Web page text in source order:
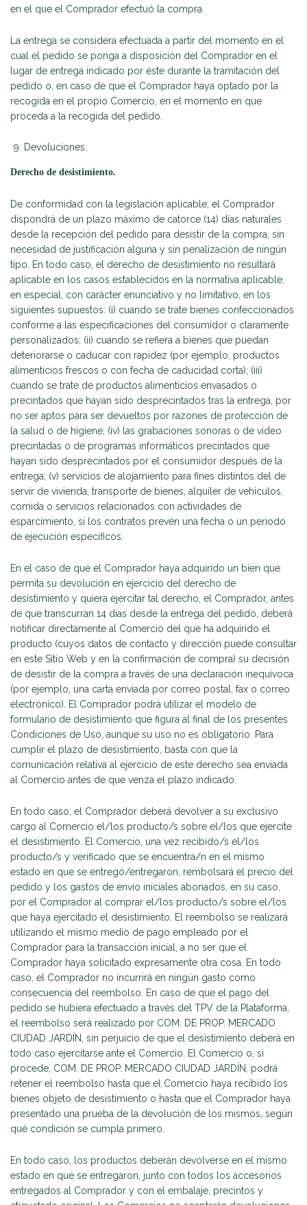
en el que el Comprador efectuó la compra.
La entrega se considera efectuada a partir del momento en el
cual el pedido se ponga a disposición del Comprador en el
lugar de entrega indicado por éste durante la tramitación del
pedido o, en caso de que el Comprador haya optado por la
recogida en el propio Comercio, en el momento en que
proceda a la recogida del pedido.
Devoluciones.
Derecho de desistimiento.
De conformidad con la legislación aplicable, el Comprador
dispondrá de un plazo máximo de catorce (14) días naturales
desde la recepción del pedido para desistir de la compra, sin
necesidad de justificación alguna y sin penalización de ningún
tipo. En todo caso, el derecho de desistimiento no resultará
aplicable en los casos establecidos en la normativa aplicable,
en especial, con carácter enunciativo y no limitativo, en los
siguientes supuestos: (i) cuando se trate bienes confeccionados
conforme a las especificaciones del consumidor o claramente
personalizados; (ii) cuando se refiera a bienes que puedan
deteriorarse o caducar con rapidez (por ejemplo, productos
alimenticios frescos o con fecha de caducidad corta); (iii)
cuando se trate de productos alimenticios envasados o
precintados que hayan sido desprecintados tras la entrega, por
no ser aptos para ser devueltos por razones de protección de
la salud o de higiene; (iv) las grabaciones sonoras o de vídeo
precintadas o de programas informáticos precintados que
hayan sido desprecintados por el consumidor después de la
entrega; (v) servicios de alojamiento para fines distintos del de
servir de vivienda, transporte de bienes, alquiler de vehículos,
comida o servicios relacionados con actividades de
esparcimiento, si los contratos prevén una fecha o un periodo
de ejecución específicos.
En el caso de que el Comprador haya adquirido un bien que
permita su devolución en ejercicio del derecho de
desistimiento y quiera ejercitar tal derecho, el Comprador, antes
de que transcurran 14 días desde la entrega del pedido, deberá
notificar directamente al Comercio del que ha adquirido el
producto (cuyos datos de contacto y dirección puede consultar
en este Sitio Web y en la confirmación de compra) su decisión
de desistir de la compra a través de una declaración inequívoca
(por ejemplo, una carta enviada por correo postal, fax o correo
electrónico). El Comprador podrá utilizar el modelo de
formulario de desistimiento que figura al final de los presentes
Condiciones de Uso, aunque su uso no es obligatorio. Para
cumplir el plazo de desistimiento, basta con que la
comunicación relativa al ejercicio de este derecho sea enviada
al Comercio antes de que venza el plazo indicado.
En todo caso, el Comprador deberá devolver a su exclusivo
cargo al Comercio el/los producto/s sobre el/los que ejercite
el desistimiento. El Comercio, una vez recibido/s el/los
producto/s y verificado que se encuentra/n en el mismo
estado en que se entregó/entregaron, rembolsará el precio del
pedido y los gastos de envío iniciales abonados, en su caso,
por el Comprador al comprar el/los producto/s sobre el/los
que haya ejercitado el desistimiento. El reembolso se realizará
utilizando el mismo medio de pago empleado por el
Comprador para la transacción inicial, a no ser que el
Comprador haya solicitado expresamente otra cosa. En todo
caso, el Comprador no incurrirá en ningún gasto como
consecuencia del reembolso. En caso de que el pago del
pedido se hubiera efectuado a través del TPV de la Plataforma,
el reembolso será realizado por COM. DE PROP. MERCADO
CIUDAD JARDÍN, sin perjuicio de que el desistimiento deberá en
todo caso ejercitarse ante el Comercio. El Comercio o, si
procede, COM. DE PROP. MERCADO CIUDAD JARDÍN, podrá
retener el reembolso hasta que el Comercio haya recibido los
bienes objeto de desistimiento o hasta que el Comprador haya
presentado una prueba de la devolución de los mismos, según
qué condición se cumpla primero.
En todo caso, los productos deberán devolverse en el mismo
estado en que se entregaron, junto con todos los accesorios
entregados al Comprador y con el embalaje, precintos y